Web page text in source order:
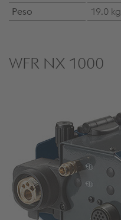
Peso
19.0 kg
WFR NX 1000